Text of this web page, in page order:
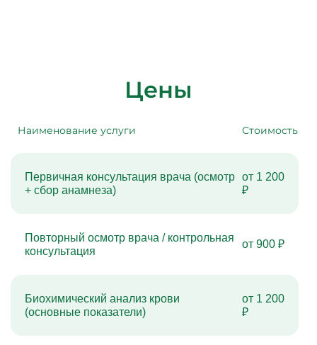
Цены
Наименование услуги Стоимость
Первичная консультация врача (осмотр
+ сбор анамнеза)
от 1 200
₽
Повторный осмотр врача / контрольная
консультация
от 900 ₽
Биохимический анализ крови
(основные показатели)
от 1 200
₽